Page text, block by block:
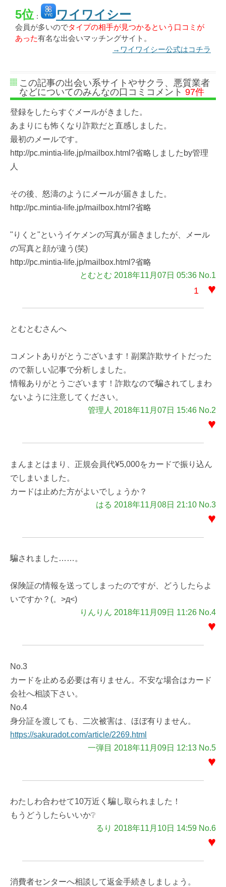
5位 ： ワイワイシー
会員が多いのでタイプの相手が見つかるという口コミが
あった有名な出会いマッチングサイト。
→ワイワイシー公式はコチラ
この記事の出会い系サイトやサクラ、悪質業者
などについてのみんなの口コミコメント 97件
登録をしたらすぐメールがきました。
あまりにも怖くなり詐欺だと直感しました。
最初のメールです。
http://pc.mintia-life.jp/mailbox.html?省略しましたby管理
人
その後、怒濤のようにメールが届きました。
http://pc.mintia-life.jp/mailbox.html?省略
"りくと"というイケメンの写真が届きましたが、メール
の写真と顔が違う(笑)
http://pc.mintia-life.jp/mailbox.html?省略
とむとむ 2018年11月07日 05:36 No.1
1 ♥
とむとむさんへ
コメントありがとうございます！副業詐欺サイトだった
ので新しい記事で分析しました。
情報ありがとうございます！詐欺なので騙されてしまわ
ないように注意してください。
管理人 2018年11月07日 15:46 No.2
♥
まんまとはまり、正規会員代¥5,000をカードで振り込ん
でしまいました。
カードは止めた方がよいでしょうか？
はる 2018年11月08日 21:10 No.3
♥
騙されました……。
保険証の情報を送ってしまったのですが、どうしたらよ
いですか？(。>д<)
りんりん 2018年11月09日 11:26 No.4
♥
No.3
カードを止める必要は有りません。不安な場合はカード
会社へ相談下さい。
No.4
身分証を渡しても、二次被害は、ほぼ有りません。
https://sakuradot.com/article/2269.html
一弾目 2018年11月09日 12:13 No.5
♥
わたしわ合わせて10万近く騙し取られました！
もうどうしたらいいか❔
るり 2018年11月10日 14:59 No.6
♥
消費者センターへ相談して返金手続きしましょう。